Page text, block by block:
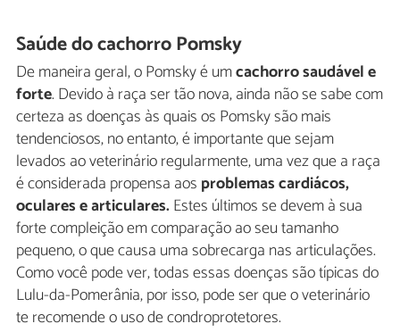
Saúde do cachorro Pomsky
De maneira geral, o Pomsky é umcachorro saudável e
forte. Devido à raça ser tão nova, ainda não se sabe com
certeza as doenças às quais os Pomsky são mais
tendenciosos, no entanto, é importante que sejam
levados ao veterinário regularmente, uma vez que a raça
é considerada propensa aos problemas cardiácos,
oculares e articulares.Estes últimos se devem à sua
forte compleição em comparação ao seu tamanho
pequeno, o que causa uma sobrecarga nas articulações.
Como você pode ver, todas essas doenças são típicas do
Lulu-da-Pomerânia, por isso, pode ser que o veterinário
te recomende o uso de condroprotetores.